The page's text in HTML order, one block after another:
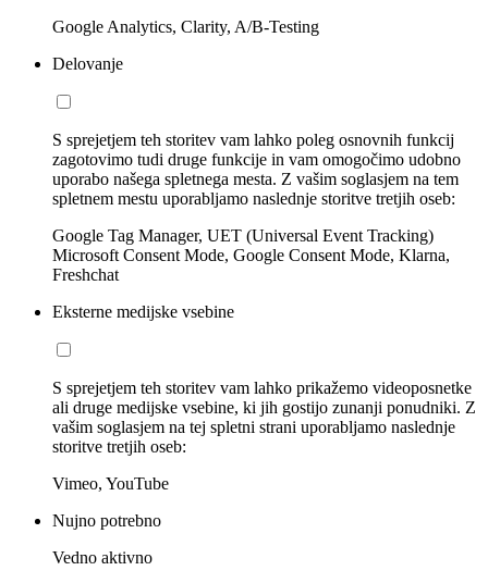
Google Analytics, Clarity, A/B-Testing
Delovanje
S sprejetjem teh storitev vam lahko poleg osnovnih funkcij
zagotovimo tudi druge funkcije in vam omogočimo udobno
uporabo našega spletnega mesta. Z vašim soglasjem na tem
spletnem mestu uporabljamo naslednje storitve tretjih oseb:
Google Tag Manager, UET (Universal Event Tracking)
Microsoft Consent Mode, Google Consent Mode, Klarna,
Freshchat
Eksterne medijske vsebine
S sprejetjem teh storitev vam lahko prikažemo videoposnetke
ali druge medijske vsebine, ki jih gostijo zunanji ponudniki. Z
vašim soglasjem na tej spletni strani uporabljamo naslednje
storitve tretjih oseb:
Vimeo, YouTube
Nujno potrebno
Vedno aktivno